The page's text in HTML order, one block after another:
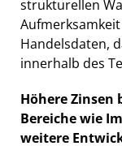
strukturellen
Handelsdaten,
innerhalb des
Höhere
Bereiche wie
weitere